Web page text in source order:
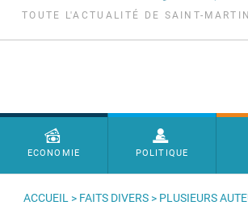
TOUTE L'ACTUALITÉ DE SAINT-
Menu principal
ECONOMIE POLITIQUE
ACCUEIL > FAITS DIVERS > PLUSIEURS